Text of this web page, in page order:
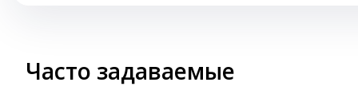
Часто задаваемые